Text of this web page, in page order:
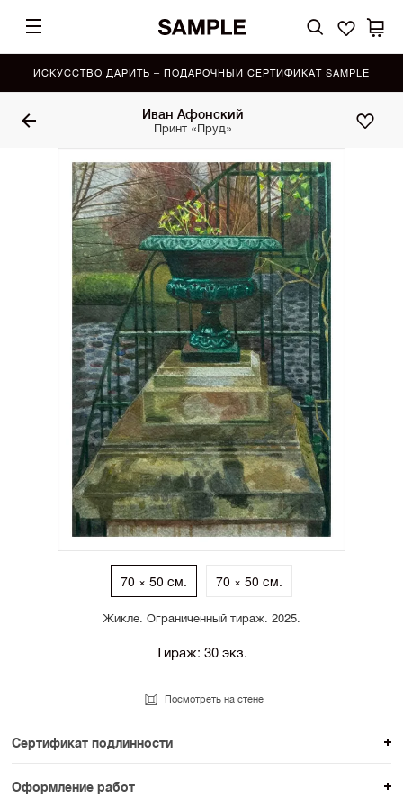
ИСКУССТВО ДАРИТЬ – ПОДАРОЧНЫЙ СЕРТИФИКАТ SAMPLE
Иван Афонский
Принт «Пруд»
70 × 50 см. 70 × 50 см.
Жикле. Ограниченный тираж. 2025.
Тираж: 30 экз.
Посмотреть на стене
Сертификат подлинности
К каждому авторскому произведению мы
прикладываем сертификат подлинности. Для товаров
Оформление работ